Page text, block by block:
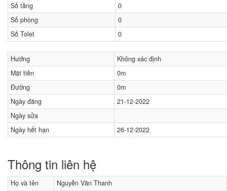
Số tầng
0
Số phòng
0
Số Tolet
0
Hướng
Không xác định
Mặt tiền
0m
Đường
0m
Ngày đăng
21-12-2022
Ngày sửa
Ngày hết hạn
26-12-2022
Thông tin liên hệ
Họ và tên
Nguyễn Văn Thanh